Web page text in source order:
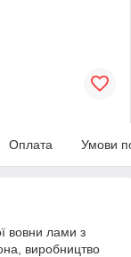
Оплата Умови
вовни лами з
виробництво